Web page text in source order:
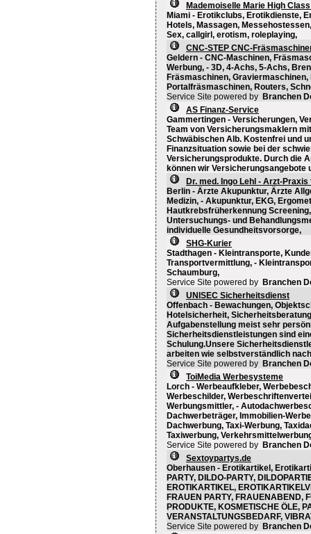
Mademoiselle Marie High
Miami - Erotikclubs, Erotikdienste,
Hotels, Massagen,
Sex, callgirl, erotism, roleplaying,
CNC-STEP CNC-
Geldern - CNC-Maschinen,
Werbung, - 3D, 4-Achs, 5-Achs,
Fräsmaschinen,
Portalfräsmaschinen, Routers,
Service Site powered by Branchen
AS Finanz-Service
Gammertingen - Versicherungen,
Team von Versicherungsmaklern
Schwäbischen Alb. Kostenfrei und
Finanzsituation sowie bei der
Versicherungsprodukte. Durch die
können wir Versicherungsangebote
Dr. med. Ingo Lehl - Arzt-
Berlin - Ärzte Akupunktur, Ärzte
Medizin, - Akupunktur, EKG,
Hautkrebsfrüherkennung
Untersuchungs- und
individuelle Gesundheitsvorsorge,
SHG-Kurier
Stadthagen - Kleintransporte,
Transportvermittlung, -
Schaumburg,
Service Site powered by Branchen
UNISEC Sicherheitsdienst
Offenbach - Bewachungen,
Hotelsicherheit,
Aufgabenstellung meist sehr
Sicherheitsdienstleistungen sind
Schulung.Unsere
arbeiten wie selbstverständlich
Service Site powered by Branchen
ToiMedia Werbesysteme
Lorch - Werbeaufkleber,
Werbeschilder,
Werbungsmittler, -
Dachwerbeträger, Immobilien-
Dachwerbung, Taxi-Werbung,
Taxiwerbung,
Service Site powered by Branchen
Sextoypartys.de
Oberhausen - Erotikartikel,
PARTY, DILDO-PARTY,
EROTIKARTIKEL,
FRAUEN PARTY, FRAUENABEND,
PRODUKTE, KOSMETISCHE ÖLE,
VERANSTALTUNGSBEDARF,
Service Site powered by Branchen